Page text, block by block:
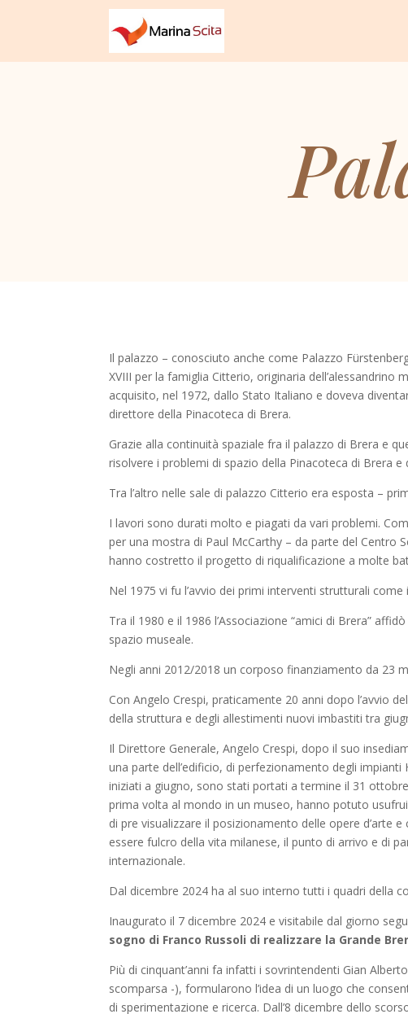
Il palazzo – conosciuto anche come Palazzo
XVIII per la famiglia Citterio, originaria
acquisito, nel 1972, dallo Stato Italiano e doveva
direttore della Pinacoteca di Brera.
Grazie alla continuità spaziale fra il palazzo di Brera e
risolvere i problemi di spazio della Pinacoteca di Brera e
Tra l’altro nelle sale di palazzo Citterio era esposta –
I lavori sono durati molto e piagati da vari problemi.
per una mostra di Paul McCarthy – da parte del Centro
hanno costretto il progetto di riqualificazione a molte
Nel 1975 vi fu l’avvio dei primi interventi strutturali
Tra il 1980 e il 1986 l’Associazione “amici di Brera”
spazio museale.
Negli anni 2012/2018 un corposo finanziamento da 23
Con Angelo Crespi, praticamente 20 anni dopo l’avvio
della struttura e degli allestimenti nuovi imbastiti tra
Il Direttore Generale, Angelo Crespi, dopo il suo
una parte dell’edificio, di perfezionamento degli
iniziati a giugno, sono stati portati a termine il 31
prima volta al mondo in un museo, hanno potuto
di pre visualizzare il posizionamento delle opere d’arte
essere fulcro della vita milanese, il punto di arrivo e di
internazionale.
Dal dicembre 2024 ha al suo interno tutti i quadri della
Inaugurato il 7 dicembre 2024 e visitabile dal giorno
sogno di Franco Russoli di realizzare la Grande
Più di cinquant’anni fa infatti i sovrintendenti Gian
scomparsa -), formularono l’idea di un luogo che
di sperimentazione e ricerca. Dall’8 dicembre dello